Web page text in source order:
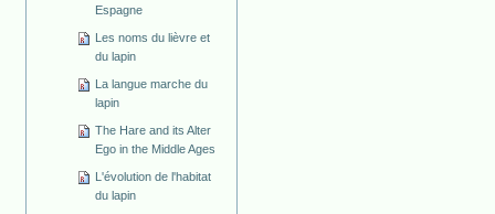
Espagne
Les noms du lièvre et
du lapin
La langue marche du
lapin
The Hare and its Alter
Ego in the Middle Ages
L'évolution de l'habitat
du lapin